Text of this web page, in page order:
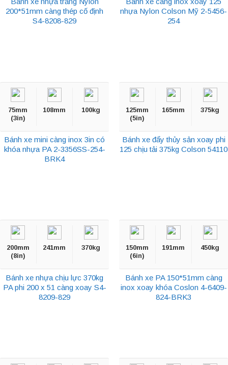
200*51mm càng thép cố định
S4-8208-829
nhựa Nylon Colson Mỹ 2-5456-
254
75mm
(3in)
108mm 100kg
Bánh xe mini càng inox 3in có
khóa nhựa PA 2-3356SS-254-
BRK4
125mm
(5in)
165mm 375kg
Bánh xe đẩy thủy sản xoay phi
125 chịu tải 375kg Colson 54110
200mm
(8in)
241mm 370kg
Bánh xe nhựa chịu lực 370kg
PA phi 200 x 51 càng xoay S4-
8209-829
150mm
(6in)
191mm 450kg
Bánh xe PA 150*51mm càng
inox xoay khóa Coslon 4-6409-
824-BRK3